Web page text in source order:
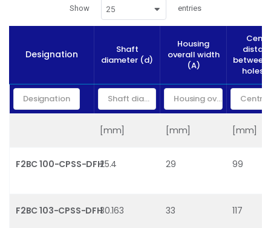
Show 25 entries
Designation
Shaft
diameter (d)
Housing
overall width
(A)
holes
[mm] [mm] [mm]
F2BC 100-CPSS-DFH25.4 29 99
F2BC 103-CPSS-DFH30.163 33 117